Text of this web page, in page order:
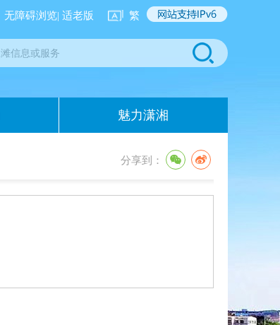
无障碍浏览| 适老版 繁
魅力潇湘
分享到：